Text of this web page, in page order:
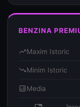
BENZINA
trending_upMaxim Istoric
trending_downMinim Istoric
analyticsMedia